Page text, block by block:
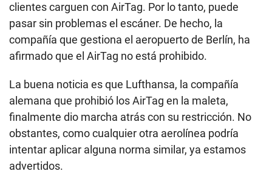
clientes carguen con AirTag. Por lo tanto, puede
pasar sin problemas el escáner. De hecho, la
compañía que gestiona el aeropuerto de Berlín, ha
afirmado que el AirTag no está prohibido.
La buena noticia es que Lufthansa, la compañía
alemana que prohibió los AirTag en la maleta,
finalmente dio marcha atrás con su restricción. No
obstantes, como cualquier otra aerolínea podría
intentar aplicar alguna norma similar, ya estamos
advertidos.